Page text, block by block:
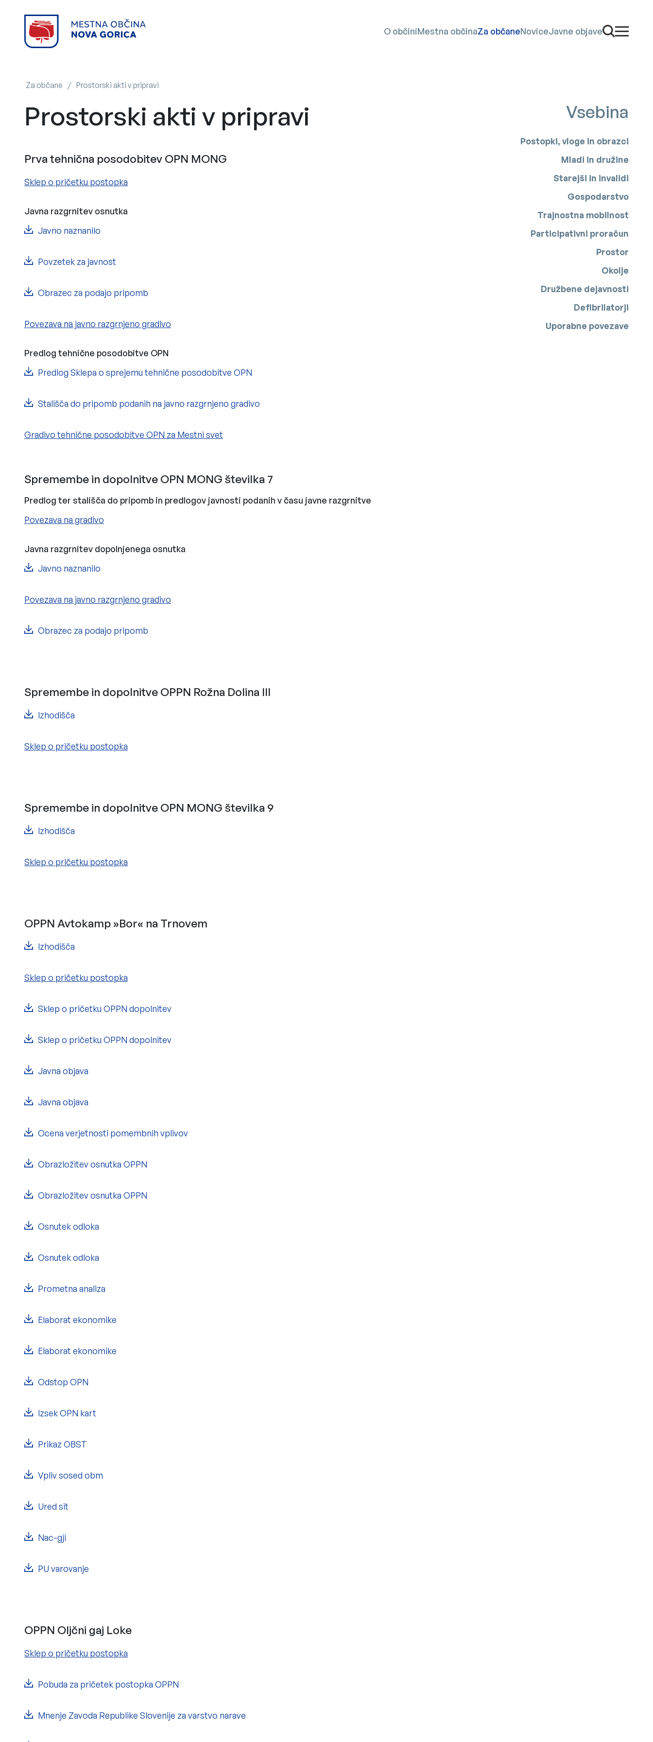
O občiniMestna občinaZa občaneNoviceJavne objave Odpri
odpri
Za občane / Prostorski akti v pripravi
Vsebina
Postopki, vloge in obrazci
Mladi in družine
Starejši in invalidi
Gospodarstvo
Trajnostna mobilnost
Participativni proračun
Prostor
Okolje
Družbene dejavnosti
Defibrilatorji
Uporabne povezave
Prostorski akti v pripravi
Prva tehnična posodobitev OPN MONG
Sklep o pričetku postopka
Javna razgrnitev osnutka
Javno naznanilo
Povzetek za javnost
Obrazec za podajo pripomb
Povezava na javno razgrnjeno gradivo
Predlog tehnične posodobitve OPN
Predlog Sklepa o sprejemu tehnične posodobitve OPN
Stališča do pripomb podanih na javno razgrnjeno gradivo
Gradivo tehnične posodobitve OPN za Mestni svet
Spremembe in dopolnitve OPN MONG številka 7
Predlog ter stališča do pripomb in predlogov javnosti podanih v času javne razgrnitve
Povezava na gradivo
Javna razgrnitev dopolnjenega osnutka
Javno naznanilo
Povezava na javno razgrnjeno gradivo
Obrazec za podajo pripomb
Spremembe in dopolnitve OPPN Rožna Dolina III
Izhodišča
Sklep o pričetku postopka
Spremembe in dopolnitve OPN MONG številka 9
Izhodišča
Sklep o pričetku postopka
OPPN Avtokamp »Bor« na Trnovem
Izhodišča
Sklep o pričetku postopka
Sklep o pričetku OPPN dopolnitev
Sklep o pričetku OPPN dopolnitev
Javna objava
Javna objava
Ocena verjetnosti pomembnih vplivov
Obrazložitev osnutka OPPN
Obrazložitev osnutka OPPN
Osnutek odloka
Osnutek odloka
Prometna analiza
Elaborat ekonomike
Elaborat ekonomike
Odstop OPN
Izsek OPN kart
Prikaz OBST
Vpliv sosed obm
Ured sit
Nac-gji
PU varovanje
OPPN Oljčni gaj Loke
Sklep o pričetku postopka
Pobuda za pričetek postopka OPPN
Mnenje Zavoda Republike Slovenije za varstvo narave